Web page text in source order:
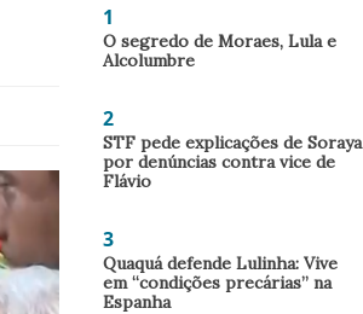
1
O segredo de Moraes, Lula e
Alcolumbre
2
STF pede explicações de Soraya
por denúncias contra vice de
Flávio
3
Quaquá defende Lulinha: Vive
em “condições precárias” na
Espanha